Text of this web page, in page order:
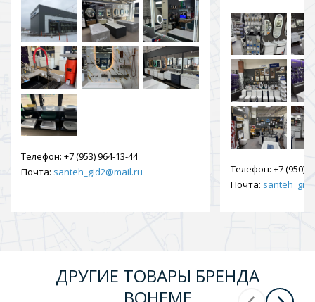
Телефон: +7 (953) 964-13-44
Почта: santeh_gid2@mail.ru Телефон: +7 (950)
Почта:
ДРУГИЕ ТОВАРЫ БРЕНДА